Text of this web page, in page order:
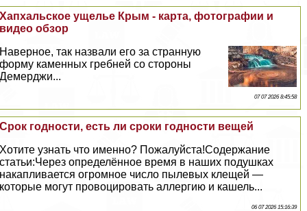
Хапхальское ущелье Крым - карта, фотографии и
видео обзор
Наверное, так назвали его за странную
форму каменных гребней со стороны
Демерджи...
07 07 2026 8:45:58
Срок годности, есть ли сроки годности вещей
Хотите узнать что именно? Пожалуйста!Содержание
статьи:Через определённое время в наших подушках
накапливается огромное число пылевых клещей —
которые могут провоцировать аллергию и кашель...
06 07 2026 15:16:39